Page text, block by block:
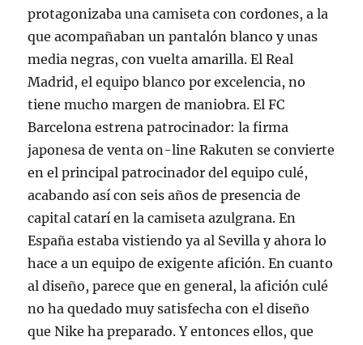
protagonizaba una camiseta con cordones, a la
que acompañaban un pantalón blanco y unas
media negras, con vuelta amarilla. El Real
Madrid, el equipo blanco por excelencia, no
tiene mucho margen de maniobra. El FC
Barcelona estrena patrocinador: la firma
japonesa de venta on-line Rakuten se convierte
en el principal patrocinador del equipo culé,
acabando así con seis años de presencia de
capital catarí en la camiseta azulgrana. En
España estaba vistiendo ya al Sevilla y ahora lo
hace a un equipo de exigente afición. En cuanto
al diseño, parece que en general, la afición culé
no ha quedado muy satisfecha con el diseño
que Nike ha preparado. Y entonces ellos, que